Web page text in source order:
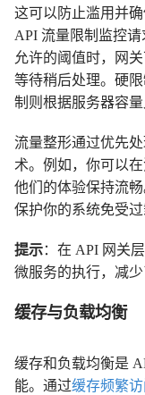
这可以防止滥用并
API 流量限制监控
允许的阈值时，网
等待稍后处理。硬
制则根据服务器容量
流量整形通过优先
术。例如，你可以
他们的体验保持流
保护你的系统免受过
提示：在 API 网关
微服务的执行，减少
缓存与负载均衡
缓存和负载均衡是
能。通过缓存频繁